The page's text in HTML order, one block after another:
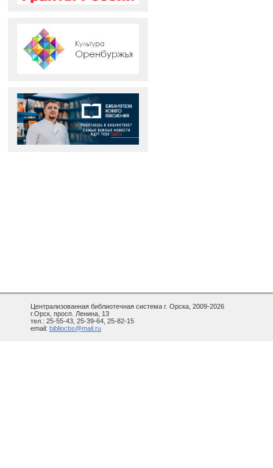
Централизованная библиотечная система г. Орска, 2009-2026
г.Орск, просп. Ленина, 13
тел.: 25-55-43, 25-39-64, 25-82-15
email: bibliocbs@mail.ru